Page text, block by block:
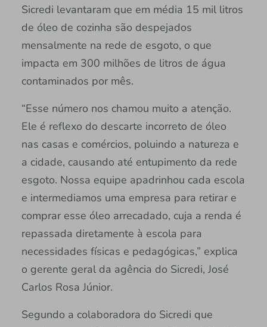
Sicredi levantaram que em média 15 mil litros
de óleo de cozinha são despejados
mensalmente na rede de esgoto, o que
impacta em 300 milhões de litros de água
contaminados por mês.
“Esse número nos chamou muito a atenção.
Ele é reflexo do descarte incorreto de óleo
nas casas e comércios, poluindo a natureza e
a cidade, causando até entupimento da rede
esgoto. Nossa equipe apadrinhou cada escola
e intermediamos uma empresa para retirar e
comprar esse óleo arrecadado, cuja a renda é
repassada diretamente à escola para
necessidades físicas e pedagógicas,” explica
o gerente geral da agência do Sicredi, José
Carlos Rosa Júnior.
Segundo a colaboradora do Sicredi que